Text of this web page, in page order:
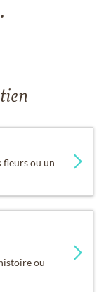
fleurs ou un
ou